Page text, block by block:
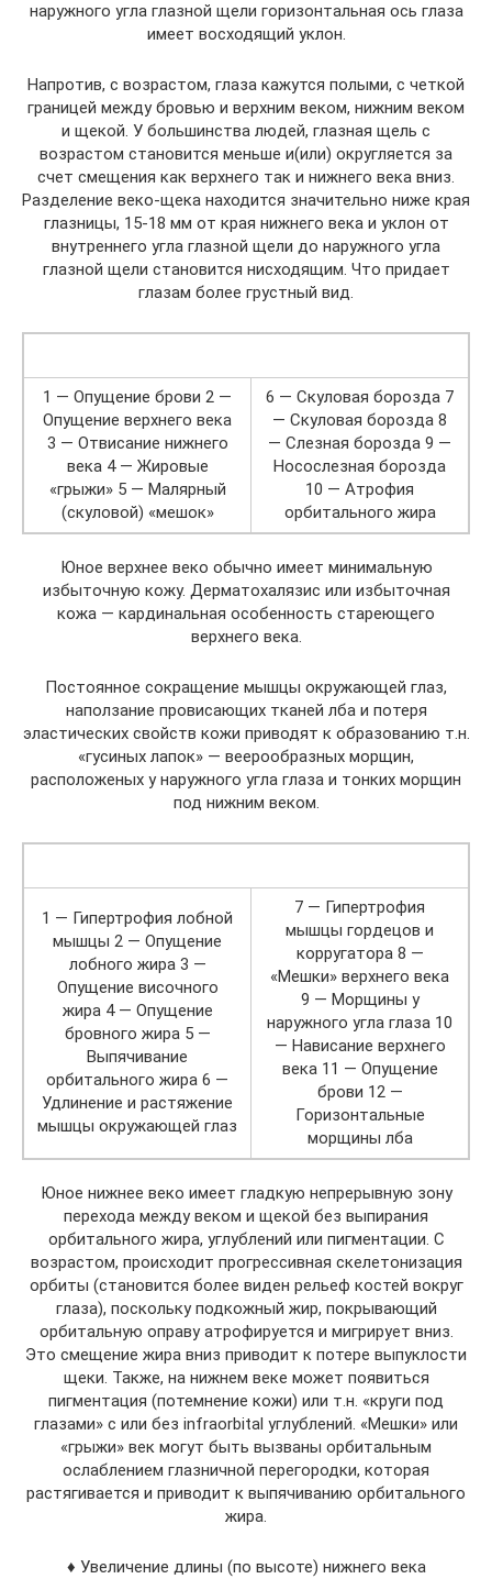
наружного угла глазной щели горизонтальная ось глаза
имеет восходящий уклон.
Напротив, с возрастом, глаза кажутся полыми, с четкой
границей между бровью и верхним веком, нижним веком
и щекой. У большинства людей, глазная щель с
возрастом становится меньше и(или) округляется за
счет смещения как верхнего так и нижнего века вниз.
Разделение веко-щека находится значительно ниже края
глазницы, 15-18 мм от края нижнего века и уклон от
внутреннего угла глазной щели до наружного угла
глазной щели становится нисходящим. Что придает
глазам более грустный вид.
1 — Опущение брови 2 —
Опущение верхнего века
3 — Отвисание нижнего
века 4 — Жировые
«грыжи» 5 — Малярный
(скуловой) «мешок»
6 — Скуловая борозда 7
— Скуловая борозда 8
— Слезная борозда 9 —
Носослезная борозда
10 — Атрофия
орбитального жира
Юное верхнее веко обычно имеет минимальную
избыточную кожу. Дерматохалязис или избыточная
кожа — кардинальная особенность стареющего
верхнего века.
Постоянное сокращение мышцы окружающей глаз,
наползание провисающих тканей лба и потеря
эластических свойств кожи приводят к образованию т.н.
«гусиных лапок» — веерообразных морщин,
расположеных у наружного угла глаза и тонких морщин
под нижним веком.
1 — Гипертрофия лобной
мышцы 2 — Опущение
лобного жира 3 —
Опущение височного
жира 4 — Опущение
бровного жира 5 —
Выпячивание
орбитального жира 6 —
Удлинение и растяжение
мышцы окружающей глаз
7 — Гипертрофия
мышцы гордецов и
корругатора 8 —
«Мешки» верхнего века
9 — Морщины у
наружного угла глаза 10
— Нависание верхнего
века 11 — Опущение
брови 12 —
Горизонтальные
морщины лба
Юное нижнее веко имеет гладкую непрерывную зону
перехода между веком и щекой без выпирания
орбитального жира, углублений или пигментации. С
возрастом, происходит прогрессивная скелетонизация
орбиты (становится более виден рельеф костей вокруг
глаза), поскольку подкожный жир, покрывающий
орбитальную оправу атрофируется и мигрирует вниз.
Это смещение жира вниз приводит к потере выпуклости
щеки. Также, на нижнем веке может появиться
пигментация (потемнение кожи) или т.н. «круги под
глазами» с или без infraorbital углублений. «Мешки» или
«грыжи» век могут быть вызваны орбитальным
ослаблением глазничной перегородки, которая
растягивается и приводит к выпячиванию орбитального
жира.
♦ Увеличение длины (по высоте) нижнего века